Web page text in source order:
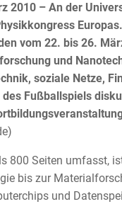
2010 – An der
vom 22. bis 26.
und
soziale Netze,
Fußballspiels
800 Seiten umfasst,
bis zur
und